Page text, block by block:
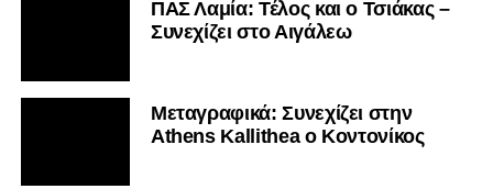
ΠΑΣ Λαμία: Τέλος και ο Τσιάκας –
Συνεχίζει στο Αιγάλεω
Mεταγραφικά: Συνεχίζει στην
Athens Kallithea ο Κοντονίκος